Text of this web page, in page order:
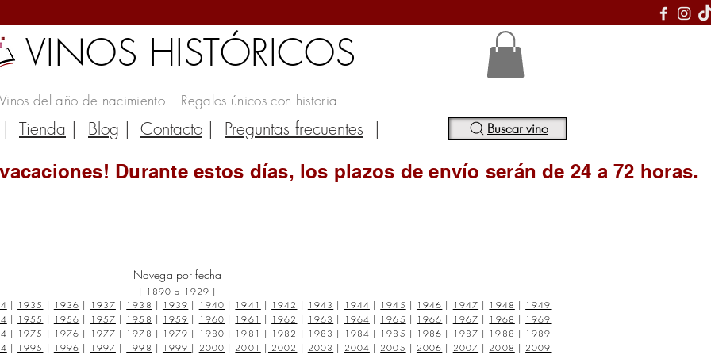
VINOS HISTÓRICOS
Vinos del año de nacimiento – Regalos únicos con historia
| Tienda | Blog | Contacto | Preguntas frecuentes | Buscar vino
Durante estos días, los plazos de envío serán de 24 a 72 horas.
Navega por fecha
| 1890 a 1929 |
| 1935 | 1936 | 1937 | 1938 | 1939 | 1940 | 1941 | 1942 | 1943 | 1944 | 1945 | 1946 | 1947 | 1948 | 1949
| 1955 | 1956 | 1957 | 1958 | 1959 | 1960 | 1961 | 1962 | 1963 | 1964 | 1965 | 1966 | 1967 | 1968 | 1969
| 1975 | 1976 | 1977 | 1978 | 1979 | 1980 | 1981 | 1982 | 1983 | 1984 | 1985 | 1986 | 1987 | 1988 | 1989
| 1995 | 1996 | 1997 | 1998 | 1999 | 2000 | 2001 | 2002 | 2003 | 2004 | 2005 | 2006 | 2007 | 2008 | 2009